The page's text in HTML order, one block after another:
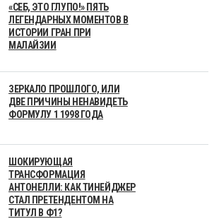
«СЕБ, ЭТО ГЛУПО!» ПЯТЬ
ЛЕГЕНДАРНЫХ МОМЕНТОВ В
ИСТОРИИ ГРАН ПРИ
МАЛАЙЗИИ
ЗЕРКАЛО ПРОШЛОГО, ИЛИ
ДВЕ ПРИЧИНЫ НЕНАВИДЕТЬ
ФОРМУЛУ 1 1998 ГОДА
ШОКИРУЮЩАЯ
ТРАНСФОРМАЦИЯ
АНТОНЕЛЛИ: КАК ТИНЕЙДЖЕР
СТАЛ ПРЕТЕНДЕНТОМ НА
ТИТУЛ В Ф1?